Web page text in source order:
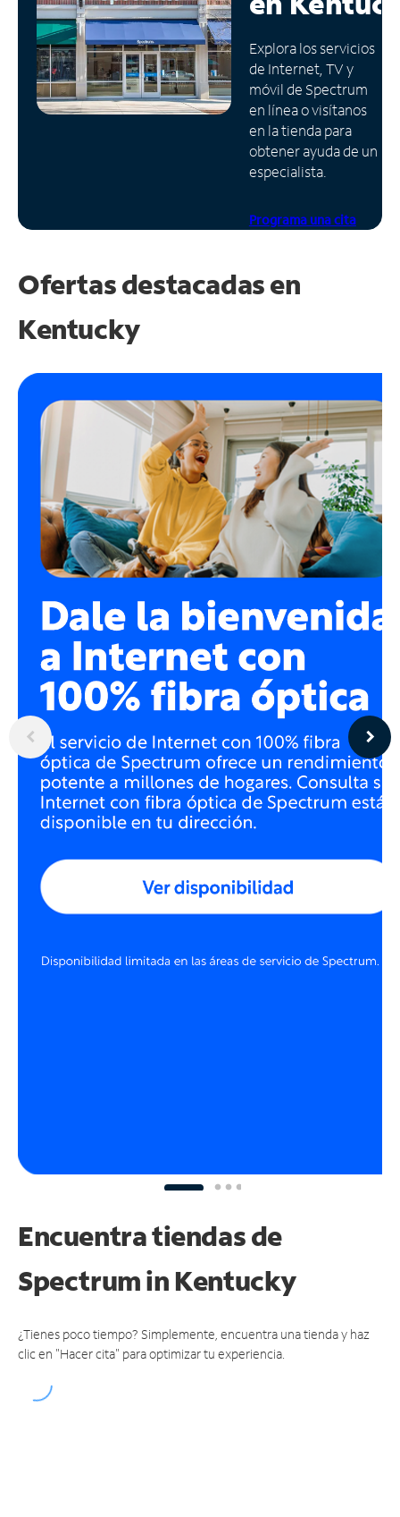
Administrar
cuenta
Encuentra
una
tienda
Explora los servicios
de Internet, TV y
móvil de Spectrum
en línea o visítanos
en la tienda para
obtener ayuda de un
especialista.
Programa una cita
Ofertas destacadas en
Kentucky
Encuentra tiendas de
Spectrumin Kentucky
¿Tienes poco tiempo? Simplemente, encuentra una tienda y haz
clic en "Hacer cita" para optimizar tu experiencia.